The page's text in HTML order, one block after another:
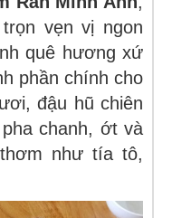
vẹn vị ngon
quê hương xứ
phần chính cho
đậu hũ chiên
chanh, ớt và
như tía tô,